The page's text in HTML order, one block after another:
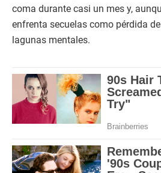
coma durante casi un mes y,
enfrenta secuelas como pérdida
lagunas mentales.